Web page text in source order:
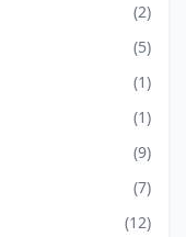
(2)
(5)
(1)
(1)
(9)
(7)
(12)